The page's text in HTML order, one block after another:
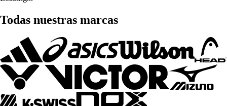
Todas nuestras marcas